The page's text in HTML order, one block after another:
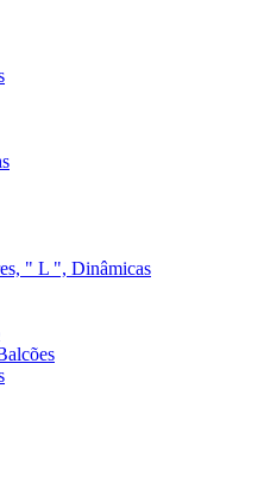
" L ", Dinâmicas